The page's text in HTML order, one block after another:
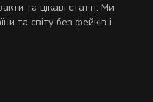
та цікаві статті. Ми
та світу без фейків і